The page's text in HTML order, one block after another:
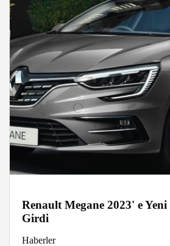
Renault Megane 2023' e
Girdi
Haberler